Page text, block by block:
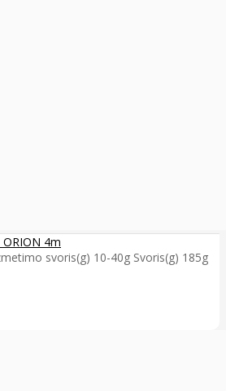
4m
svoris(g) 10-40g Svoris(g) 185g